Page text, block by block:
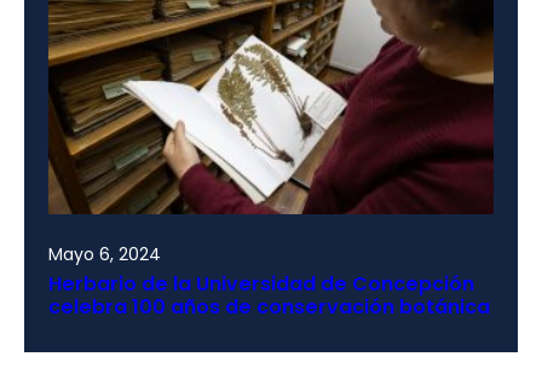
Mayo 6, 2024
Herbario de la Universidad de Concepción
celebra 100 años de conservación botánica